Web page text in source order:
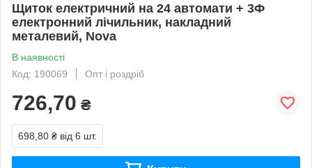
Щиток електричний на 24 автомати + 3Ф
електронний лічильник, накладний
металевий, Nova
В наявності
Код: 190069
Опт і роздріб
726,70 ₴
698,80 ₴ від 6 шт.